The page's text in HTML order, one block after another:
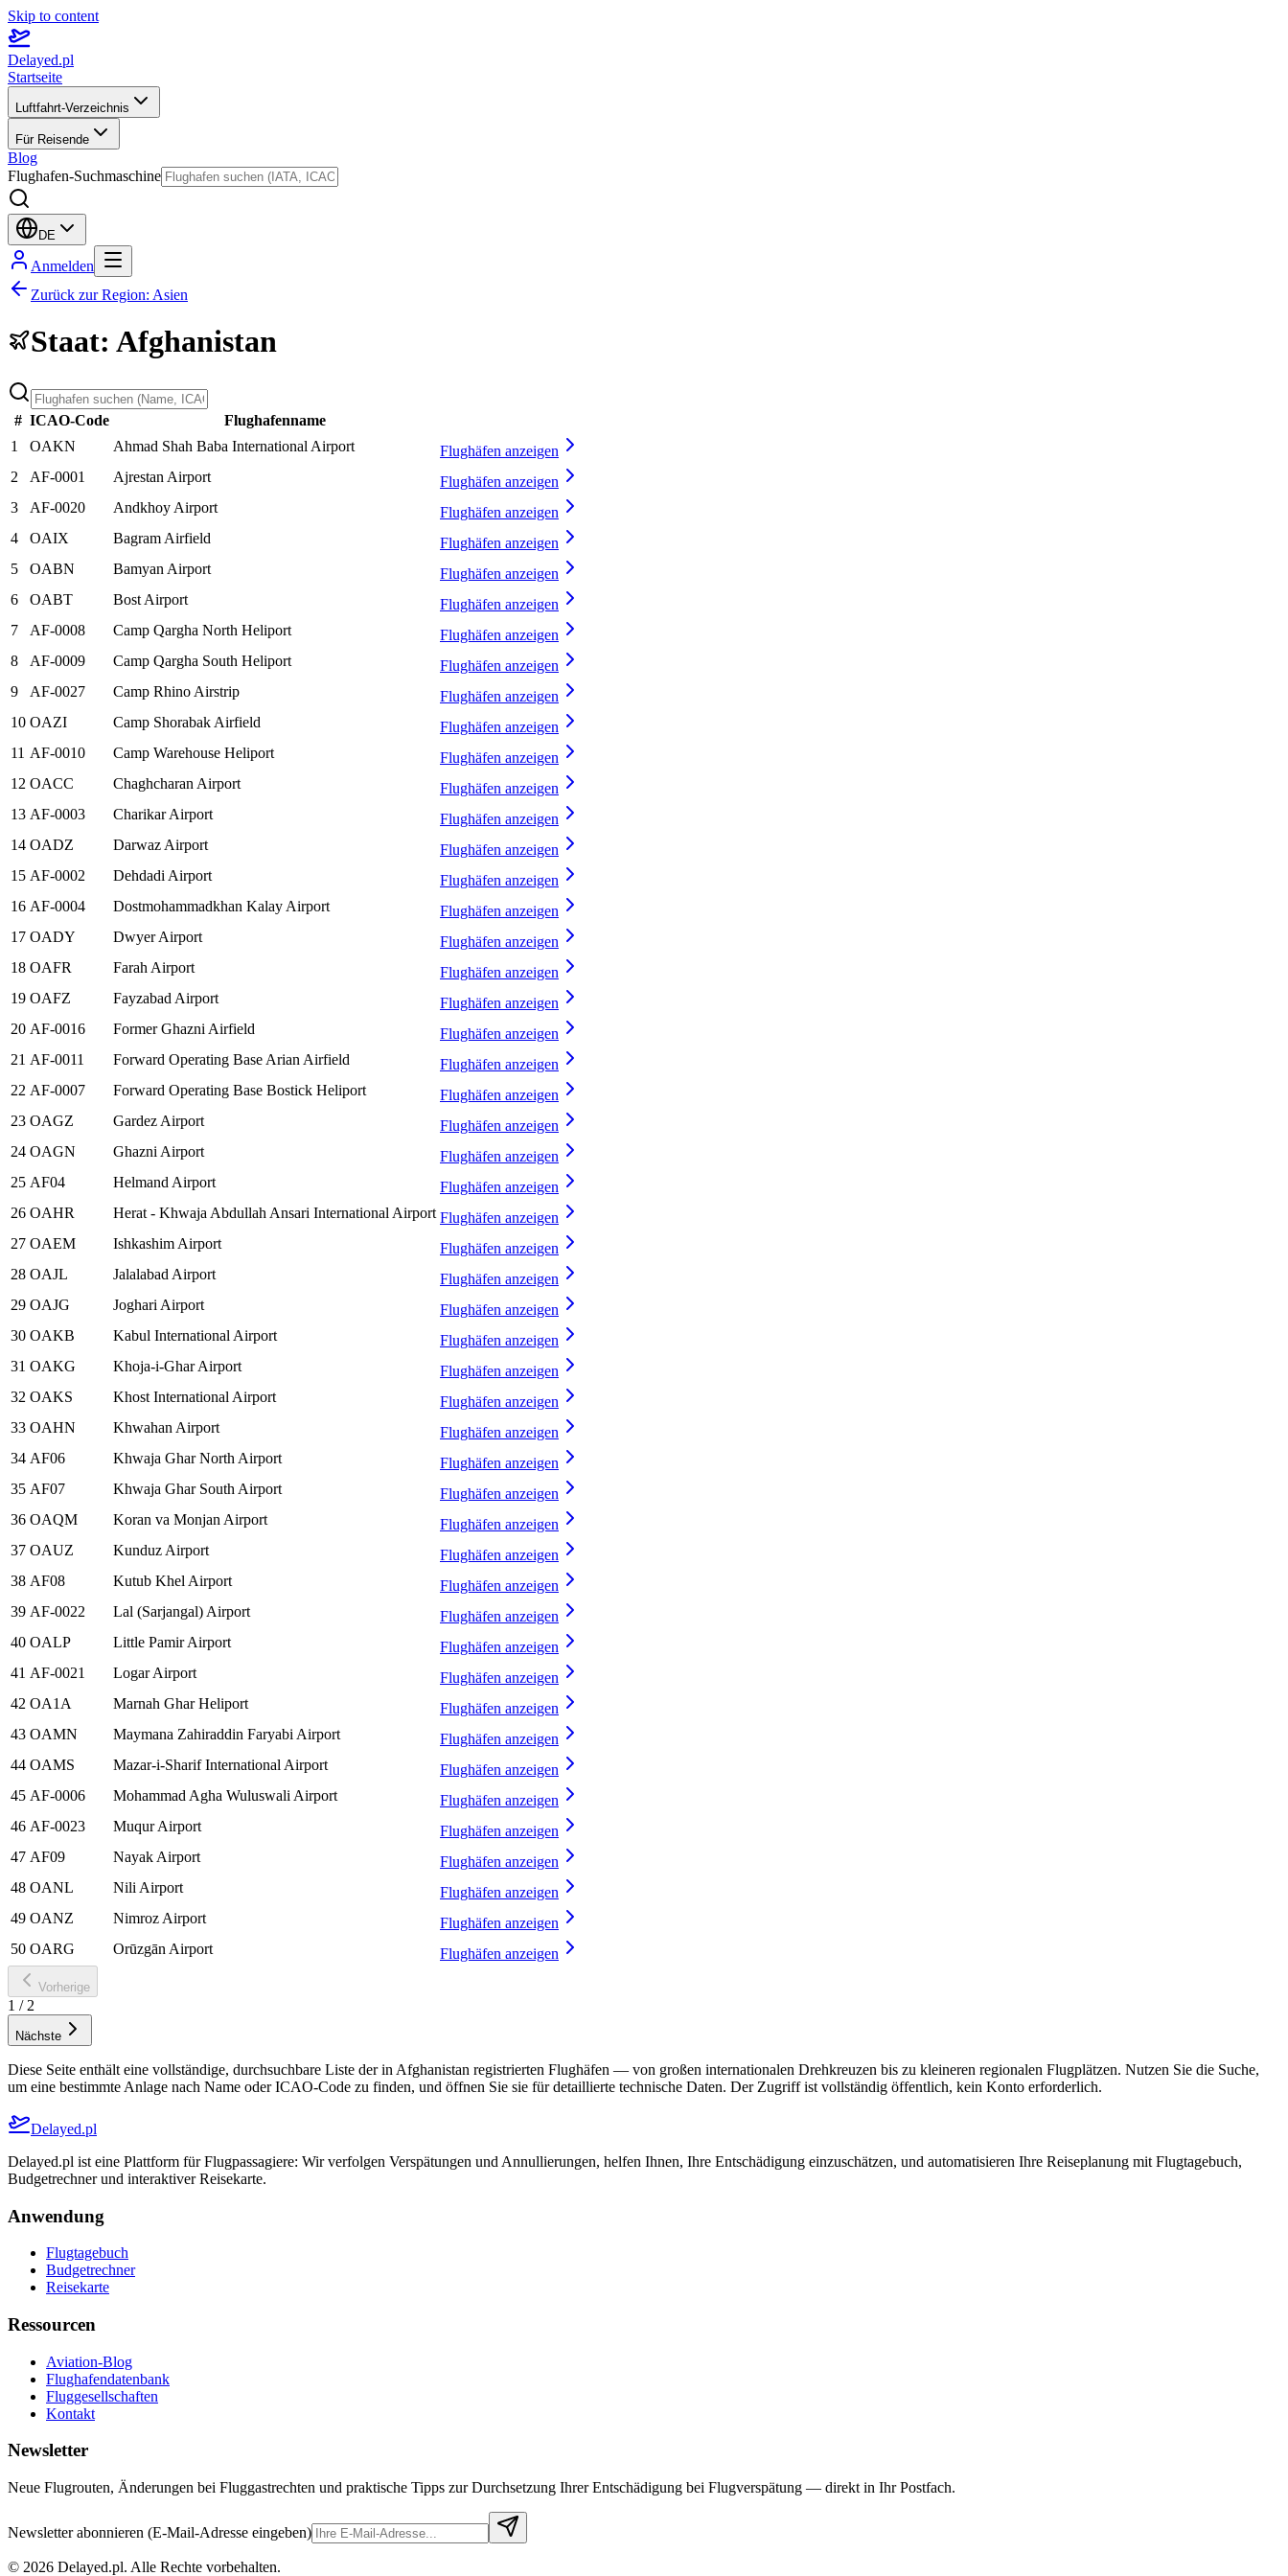
Skip to content
Delayed.pl
Startseite
Luftfahrt-Verzeichnis
Für Reisende
Blog
Flughafen-Suchmaschine
DE
Anmelden
Zurück zur Region: Asien
Staat: Afghanistan
# ICAO-Code
Flughafenname
1
OAKN Ahmad Shah Baba International Airport
Flughäfen anzeigen
2
AF-0001 Ajrestan Airport
Flughäfen anzeigen
3
AF-0020 Andkhoy Airport
Flughäfen anzeigen
4
OAIX Bagram Airfield
Flughäfen anzeigen
5
OABN Bamyan Airport
Flughäfen anzeigen
6
OABT Bost Airport
Flughäfen anzeigen
7
AF-0008 Camp Qargha North Heliport
Flughäfen anzeigen
8
AF-0009 Camp Qargha South Heliport
Flughäfen anzeigen
9
AF-0027 Camp Rhino Airstrip
Flughäfen anzeigen
10 OAZI Camp Shorabak Airfield
Flughäfen anzeigen
11 AF-0010 Camp Warehouse Heliport
Flughäfen anzeigen
12 OACC Chaghcharan Airport
Flughäfen anzeigen
13 AF-0003 Charikar Airport
Flughäfen anzeigen
14 OADZ Darwaz Airport
Flughäfen anzeigen
15 AF-0002 Dehdadi Airport
Flughäfen anzeigen
16 AF-0004 Dostmohammadkhan Kalay Airport
Flughäfen anzeigen
17 OADY Dwyer Airport
Flughäfen anzeigen
18 OAFR Farah Airport
Flughäfen anzeigen
19 OAFZ Fayzabad Airport
Flughäfen anzeigen
20 AF-0016 Former Ghazni Airfield
Flughäfen anzeigen
21 AF-0011 Forward Operating Base Arian Airfield
Flughäfen anzeigen
22 AF-0007 Forward Operating Base Bostick Heliport
Flughäfen anzeigen
23 OAGZ Gardez Airport
Flughäfen anzeigen
24 OAGN Ghazni Airport
Flughäfen anzeigen
25 AF04 Helmand Airport
Flughäfen anzeigen
26 OAHR Herat - Khwaja Abdullah Ansari International Airport Flughäfen anzeigen
27 OAEM Ishkashim Airport
Flughäfen anzeigen
28 OAJL Jalalabad Airport
Flughäfen anzeigen
29 OAJG Joghari Airport
Flughäfen anzeigen
30 OAKB Kabul International Airport
Flughäfen anzeigen
31 OAKG Khoja-i-Ghar Airport
Flughäfen anzeigen
32 OAKS Khost International Airport
Flughäfen anzeigen
33 OAHN Khwahan Airport
Flughäfen anzeigen
34 AF06 Khwaja Ghar North Airport
Flughäfen anzeigen
35 AF07 Khwaja Ghar South Airport
Flughäfen anzeigen
36 OAQM Koran va Monjan Airport
Flughäfen anzeigen
37 OAUZ Kunduz Airport
Flughäfen anzeigen
38 AF08 Kutub Khel Airport
Flughäfen anzeigen
39 AF-0022 Lal (Sarjangal) Airport
Flughäfen anzeigen
40 OALP Little Pamir Airport
Flughäfen anzeigen
41 AF-0021 Logar Airport
Flughäfen anzeigen
42 OA1A Marnah Ghar Heliport
Flughäfen anzeigen
43 OAMN Maymana Zahiraddin Faryabi Airport
Flughäfen anzeigen
44 OAMS Mazar-i-Sharif International Airport
Flughäfen anzeigen
45 AF-0006 Mohammad Agha Wuluswali Airport
Flughäfen anzeigen
46 AF-0023 Muqur Airport
Flughäfen anzeigen
47 AF09 Nayak Airport
Flughäfen anzeigen
48 OANL Nili Airport
Flughäfen anzeigen
49 OANZ Nimroz Airport
Flughäfen anzeigen
50 OARG Orūzgān Airport Flughäfen anzeigen
Vorherige
1 / 2
Nächste
Diese Seite enthält eine vollständige, durchsuchbare Liste der in Afghanistan registrierten Flughäfen — von großen internationalen Drehkreuzen bis zu kleineren regionalen Flugplätzen. Nutzen Sie die Suche,
um eine bestimmte Anlage nach Name oder ICAO-Code zu finden, und öffnen Sie sie für detaillierte technische Daten. Der Zugriff ist vollständig öffentlich, kein Konto erforderlich.
Delayed.pl
Delayed.pl ist eine Plattform für Flugpassagiere: Wir verfolgen Verspätungen und Annullierungen, helfen Ihnen, Ihre Entschädigung einzuschätzen, und automatisieren Ihre Reiseplanung mit Flugtagebuch,
Budgetrechner und interaktiver Reisekarte.
Anwendung
Flugtagebuch
Budgetrechner
Reisekarte
Ressourcen
Aviation-Blog
Flughafendatenbank
Fluggesellschaften
Kontakt
Newsletter
Neue Flugrouten, Änderungen bei Fluggastrechten und praktische Tipps zur Durchsetzung Ihrer Entschädigung bei Flugverspätung — direkt in Ihr Postfach.
Newsletter abonnieren (E-Mail-Adresse eingeben)
© 2026 Delayed.pl. Alle Rechte vorbehalten.